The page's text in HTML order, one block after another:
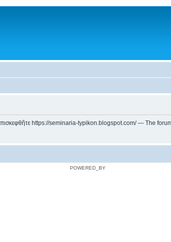
ἐπισκεφθῆτε https://seminaria-typikon.blogspot.com/ —
POWERED_BY